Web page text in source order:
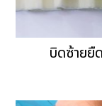
บิดซ้ายยื